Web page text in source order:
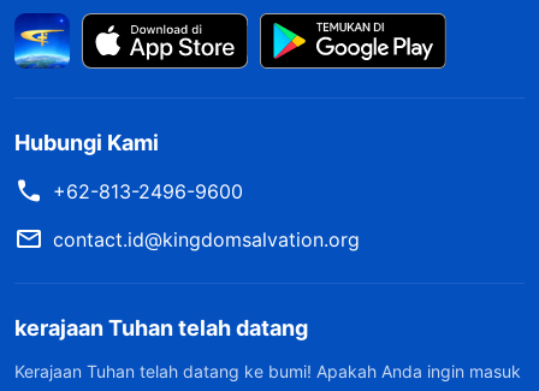
Hubungi Kami
+62-813-2496-9600
contact.id@kingdomsalvation.org
kerajaan Tuhan telah datang
Kerajaan Tuhan telah datang ke bumi! Apakah Anda ingin masuk